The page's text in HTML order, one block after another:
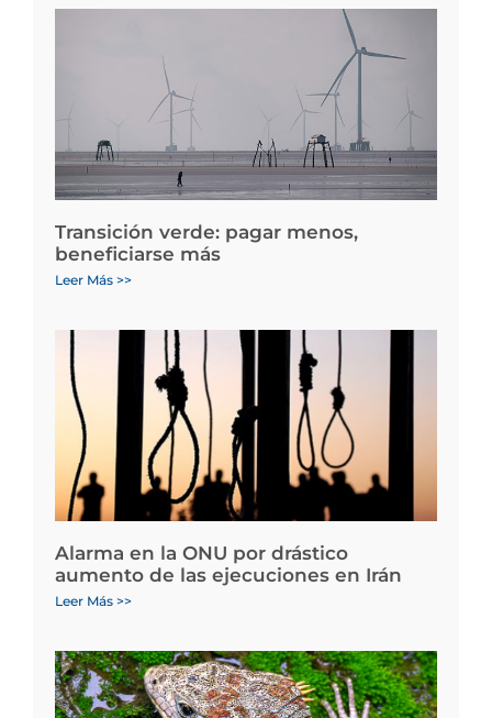
Transición verde: pagar menos,
beneficiarse más
Leer Más >>
Alarma en la ONU por drástico
aumento de las ejecuciones en Irán
Leer Más >>